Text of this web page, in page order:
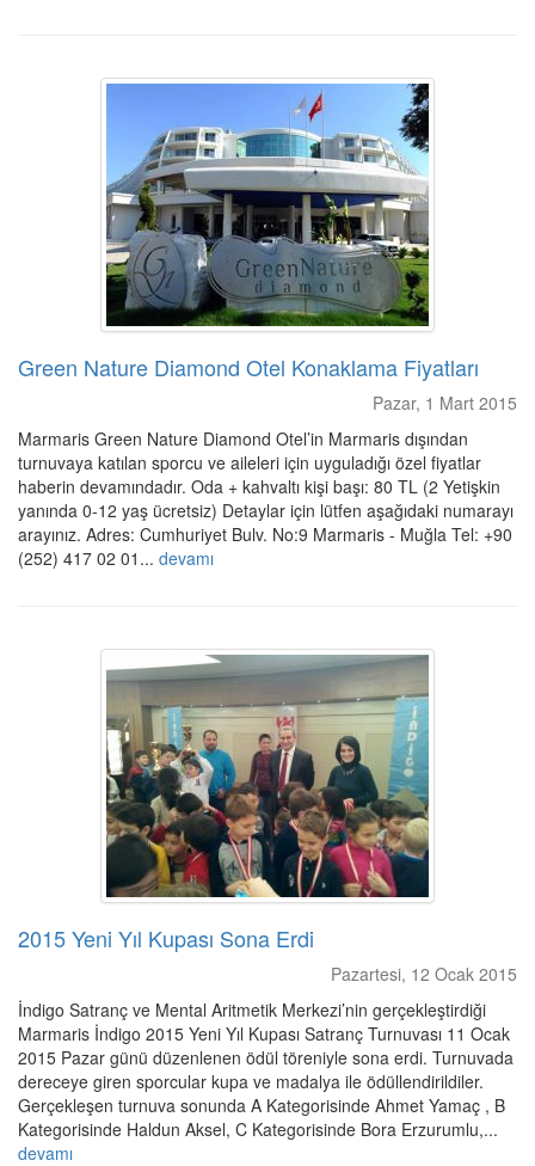
Green Nature Diamond Otel Konaklama Fiyatları
Pazar, 1 Mart 2015
Marmaris Green Nature Diamond Otel’in Marmaris dışından
turnuvaya katılan sporcu ve aileleri için uyguladığı özel fiyatlar
haberin devamındadır. Oda + kahvaltı kişi başı: 80 TL (2 Yetişkin
yanında 0-12 yaş ücretsiz) Detaylar için lütfen aşağıdaki numarayı
arayınız. Adres: Cumhuriyet Bulv. No:9 Marmaris - Muğla Tel: +90
(252) 417 02 01... devamı
2015 Yeni Yıl Kupası Sona Erdi
Pazartesi, 12 Ocak 2015
İndigo Satranç ve Mental Aritmetik Merkezi’nin gerçekleştirdiği
Marmaris İndigo 2015 Yeni Yıl Kupası Satranç Turnuvası 11 Ocak
2015 Pazar günü düzenlenen ödül töreniyle sona erdi. Turnuvada
dereceye giren sporcular kupa ve madalya ile ödüllendirildiler.
Gerçekleşen turnuva sonunda A Kategorisinde Ahmet Yamaç , B
Kategorisinde Haldun Aksel, C Kategorisinde Bora Erzurumlu,...
devamı